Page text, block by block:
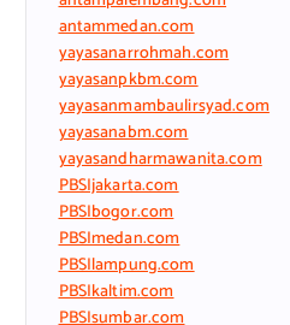
antammedan.com
yayasanarrohmah.com
yayasanpkbm.com
yayasanmambaulirsyad.com
yayasanabm.com
yayasandharmawanita.com
PBSIjakarta.com
PBSIbogor.com
PBSImedan.com
PBSIlampung.com
PBSIkaltim.com
PBSIsumbar.com